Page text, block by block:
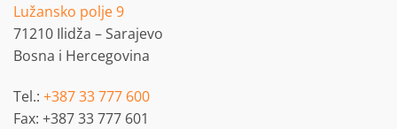
Lužansko polje 9
71210 Ilidža – Sarajevo
Bosna i Hercegovina
Tel.: +387 33 777 600
Fax: +387 33 777 601